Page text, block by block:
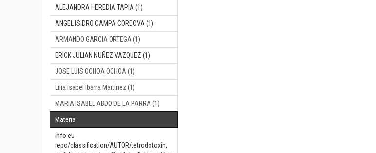
ALEJANDRA HEREDIA TAPIA (1)
ANGEL ISIDRO CAMPA CORDOVA (1)
ARMANDO GARCIA ORTEGA (1)
ERICK JULIAN NUÑEZ VAZQUEZ (1)
JOSE LUIS OCHOA OCHOA (1)
Lilia Isabel Ibarra Martínez (1)
MARIA ISABEL ABDO DE LA PARRA (1)
Materia
info:eu-
repo/classification/AUTOR/tetrodotoxin,